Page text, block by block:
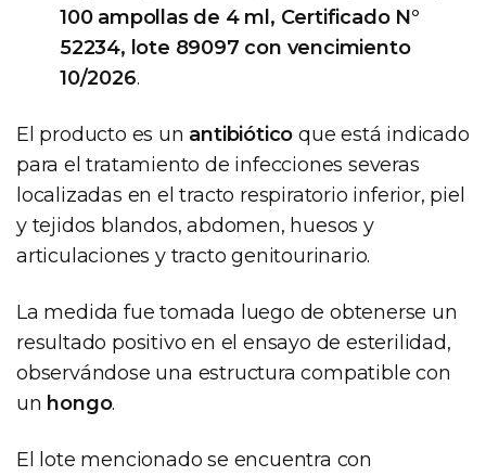
100 ampollas de 4 ml, Certificado N°
52234, lote 89097 con vencimiento
10/2026.
El producto es un antibiótico que está indicado
para el tratamiento de infecciones severas
localizadas en el tracto respiratorio inferior, piel
y tejidos blandos, abdomen, huesos y
articulaciones y tracto genitourinario.
La medida fue tomada luego de obtenerse un
resultado positivo en el ensayo de esterilidad,
observándose una estructura compatible con
un hongo.
El lote mencionado se encuentra con